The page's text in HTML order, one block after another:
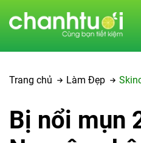
Trang chủ Làm Đẹp
Bị nổi mụn